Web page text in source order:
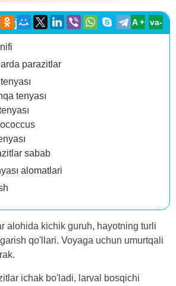
parazitlar
tenyası
sabab
alomatlari
A + va-
alohida kichik guruh, hayotning turli
qo'llari. Voyaga uchun umurtqali
ichak bo'ladi, larval bosqichi